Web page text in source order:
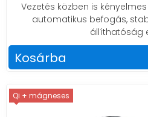
Vezetés közben is
automatikus befogás,
állíthatóság
Kosárba
Qi + mágneses